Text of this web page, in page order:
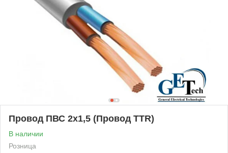
Провод ПВС 2х1,5 (Провод TTR)
В наличии
Розница